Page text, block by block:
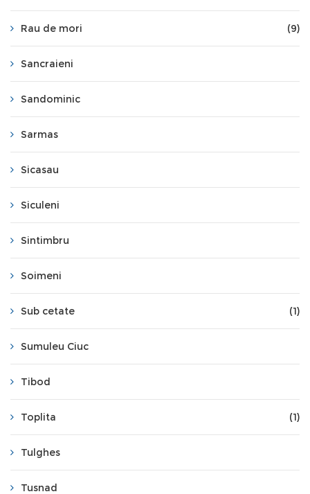
Rau de mori (9)
Sancraieni
Sandominic
Sarmas
Sicasau
Siculeni
Sintimbru
Soimeni
Sub cetate (1)
Sumuleu Ciuc
Tibod
Toplita (1)
Tulghes
Tusnad